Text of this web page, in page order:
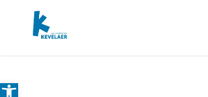
Open toolbar